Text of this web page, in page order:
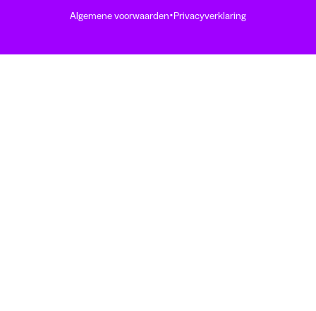
Algemene voorwaarden·Privacyverklaring